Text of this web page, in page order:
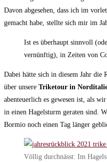
Davon abgesehen, dass ich im
gemacht habe, stellte sich mir im
Ist es überhaupt sinnvoll
vernünftig), in Zeiten von
Dabei hätte sich in diesem Jahr
über unsere Triketour in
abenteuerlich es gewesen ist, als
in einen Hagelsturm geraten sind.
Bormio noch einen Tag länger
Völlig durchnässt: Im